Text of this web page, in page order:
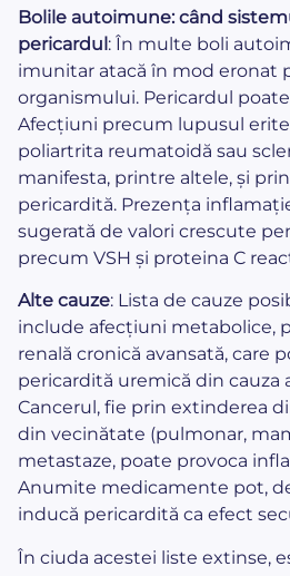
Bolile autoimune: când
pericardul: În multe boli
imunitar atacă în mod eronat
organismului. Pericardul
Afecțiuni precum lupusul
poliartrita reumatoidă sau
manifesta, printre altele, și
pericardită. Prezența
sugerată de valori crescute
precum VSH și proteina C
Alte cauze: Lista de cauze
include afecțiuni metabolice,
renală cronică avansată, care
pericardită uremică din cauza
Cancerul, fie prin extinderea
din vecinătate (pulmonar,
metastaze, poate provoca
Anumite medicamente pot,
inducă pericardită ca efect
În ciuda acestei liste extinse,